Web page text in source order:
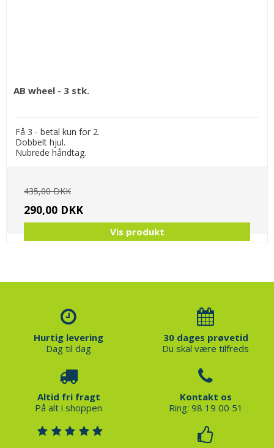
AB wheel - 3 stk.
Få 3 - betal kun for 2.
Dobbelt hjul.
Nubrede håndtag.
435,00 DKK
290,00 DKK
Vis produkt
Hurtig levering
Dag til dag
30 dages prøvetid
Du skal være tilfreds
Altid fri fragt
På alt i shoppen
Kontakt os
Ring: 98 19 00 51